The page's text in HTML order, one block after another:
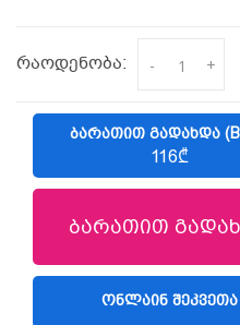
რაოდენობა: - +
ᲑᲐᲠᲐᲗᲘᲗ ᲒᲐᲓᲐᲮᲓᲐ
116₾
ბარათით
(LIBERTY)
ᲝᲜᲚᲐᲘᲜ ᲨᲔᲙᲕᲔᲗᲐ